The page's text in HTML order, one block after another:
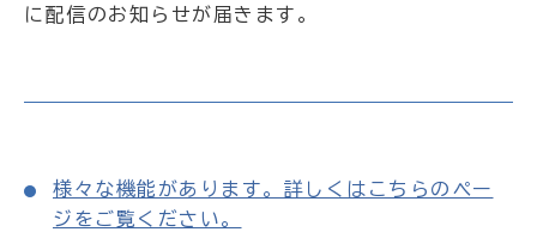
に配信のお知らせが届きます。
様々な機能があります。詳しくはこちらのペー
ジをご覧ください。